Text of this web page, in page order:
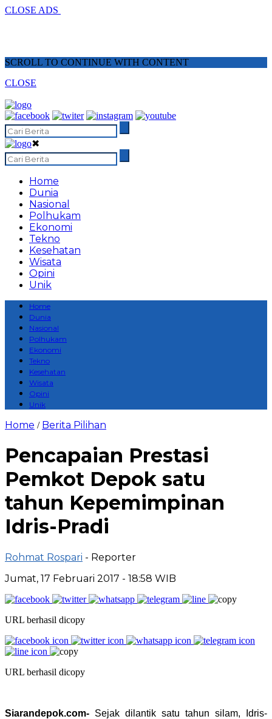
CLOSE ADS
SCROLL TO CONTINUE WITH CONTENT
CLOSE
✖
Home
Dunia
Nasional
Polhukam
Ekonomi
Tekno
Kesehatan
Wisata
Opini
Unik
Home
Dunia
Nasional
Polhukam
Ekonomi
Tekno
Kesehatan
Wisata
Opini
Unik
Home / Berita Pilihan
Pencapaian Prestasi
Pemkot Depok satu
tahun Kepemimpinan
Idris-Pradi
Rohmat Rospari - Reporter
Jumat, 17 Februari 2017 - 18:58 WIB
URL berhasil dicopy
URL berhasil dicopy
Siarandepok.com- Sejak dilantik satu tahun silam, Idris-